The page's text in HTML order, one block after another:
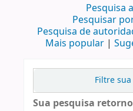
Pesquisa
Pesquisar
Pesquisa de
Mais popular
Filtre
Sua pesquisa